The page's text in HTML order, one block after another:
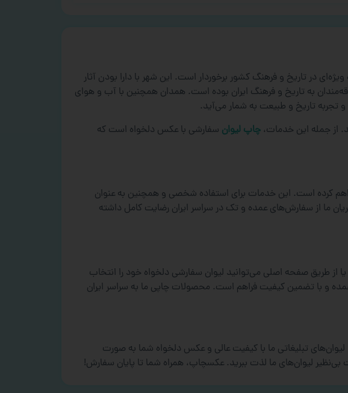
شهرهای ایران، با قدمتی بیش از ۳ هزار سال، از جایگاه ویژه‌ای در تاریخ و فرهنگ کشور برخوردار است. این شهر با دارا بودن آثار
به تاریخ و فرهنگ ایران بوده است. همدان همچنین با آب و هوای
تجربه تاریخ و طبیعت به شمار می‌آید.
از جمله این خدمات، چاپ لیوان سفارشی با عکس دلخواه است که
کرده است. این خدمات برای استفاده شخصی و همچنین به عنوان
ما از سفارش‌های عمده و تک در سراسر ایران رضایت کامل داشته
طریق صفحه اصلی می‌توانید لیوان سفارشی دلخواه خود را انتخاب
و با تضمین کیفیت فراهم است. محصولات چاپی ما به سراسر ایران
لیوان‌های تبلیغاتی ما با کیفیت عالی و عکس دلخواه شما به صورت
لیوان‌های ما لذت ببرید. عکسچاپ، همراه شما تا پایان سفارش!